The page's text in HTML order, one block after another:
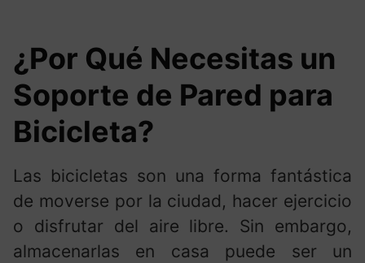
¿Por Qué Necesitas un
Soporte de Pared para
Bicicleta?
Las bicicletas son una forma fantástica
de moverse por la ciudad, hacer ejercicio
o disfrutar del aire libre. Sin embargo,
almacenarlas en casa puede ser un